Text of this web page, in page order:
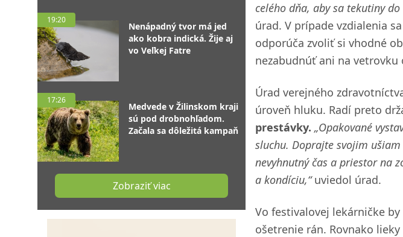
19:20
Nenápadný tvor má jed
ako kobra indická. Žije aj
vo Veľkej Fatre
17:26
Medvede v Žilinskom kraji
sú pod drobnohľadom.
Začala sa dôležitá kampaň
Zobraziť viac
celého dňa, aby sa tekutiny
úrad. V prípade vzdialenia
odporúča zvoliť si vhodné
nezabudnúť ani na
Úrad verejného
úroveň hluku. Radí preto
prestávky. „Opakované
sluchu. Doprajte svojim
nevyhnutný čas a priestor na
a kondíciu,“uviedol úrad.
Vo festivalovej lekárničke
ošetrenie rán. Rovnako